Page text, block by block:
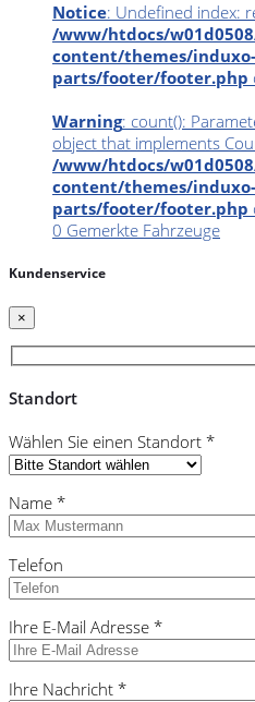
Notice: Undefined index:
/www/htdocs/
content/themes/
parts/footer/footer.php
Warning: count():
object that implements
/www/htdocs/
content/themes/
parts/footer/footer.php
0 Gemerkte Fahrzeuge
Kundenservice
×
Standort
Wählen Sie einen Standort *
Name *
Telefon
Ihre E-Mail Adresse *
Ihre Nachricht *